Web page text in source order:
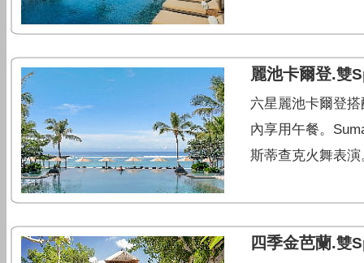
麗池卡爾登.雙
六星麗池卡爾登
內享用午餐。
斯蒂查克火舞表演
四季金芭蘭.雙